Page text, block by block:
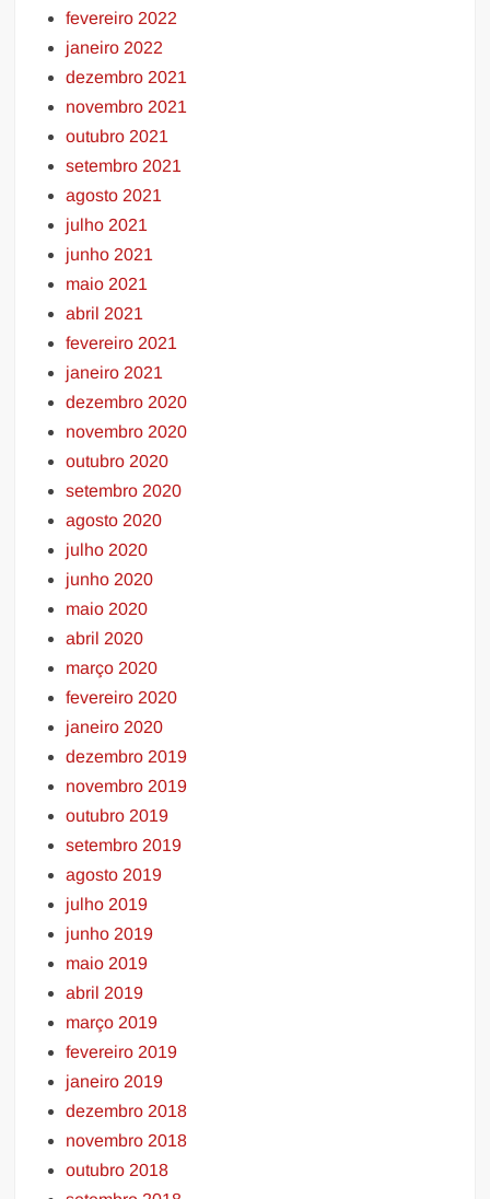
fevereiro 2022
janeiro 2022
dezembro 2021
novembro 2021
outubro 2021
setembro 2021
agosto 2021
julho 2021
junho 2021
maio 2021
abril 2021
fevereiro 2021
janeiro 2021
dezembro 2020
novembro 2020
outubro 2020
setembro 2020
agosto 2020
julho 2020
junho 2020
maio 2020
abril 2020
março 2020
fevereiro 2020
janeiro 2020
dezembro 2019
novembro 2019
outubro 2019
setembro 2019
agosto 2019
julho 2019
junho 2019
maio 2019
abril 2019
março 2019
fevereiro 2019
janeiro 2019
dezembro 2018
novembro 2018
outubro 2018